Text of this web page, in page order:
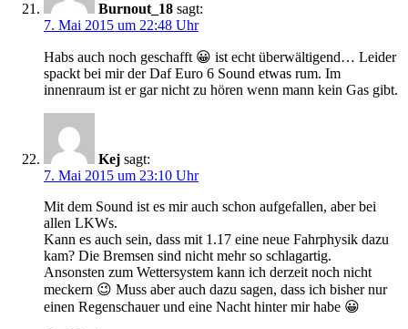
Burnout_18 sagt:
7. Mai 2015 um 22:48 Uhr
Habs auch noch geschafft 😀 ist echt überwältigend… Leider
spackt bei mir der Daf Euro 6 Sound etwas rum. Im
innenraum ist er gar nicht zu hören wenn mann kein Gas gibt.
Kej sagt:
7. Mai 2015 um 23:10 Uhr
Mit dem Sound ist es mir auch schon aufgefallen, aber bei
allen LKWs.
Kann es auch sein, dass mit 1.17 eine neue Fahrphysik dazu
kam? Die Bremsen sind nicht mehr so schlagartig.
Ansonsten zum Wettersystem kann ich derzeit noch nicht
meckern 😉 Muss aber auch dazu sagen, dass ich bisher nur
einen Regenschauer und eine Nacht hinter mir habe 😀